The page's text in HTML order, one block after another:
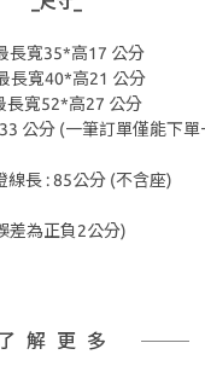
長寬35*高17 公分
長寬40*高21 公分
長寬52*高27 公分
公分 (一筆訂單僅能下單
線長 : 85公分 (不含座)
差為正負2公分)
解更多